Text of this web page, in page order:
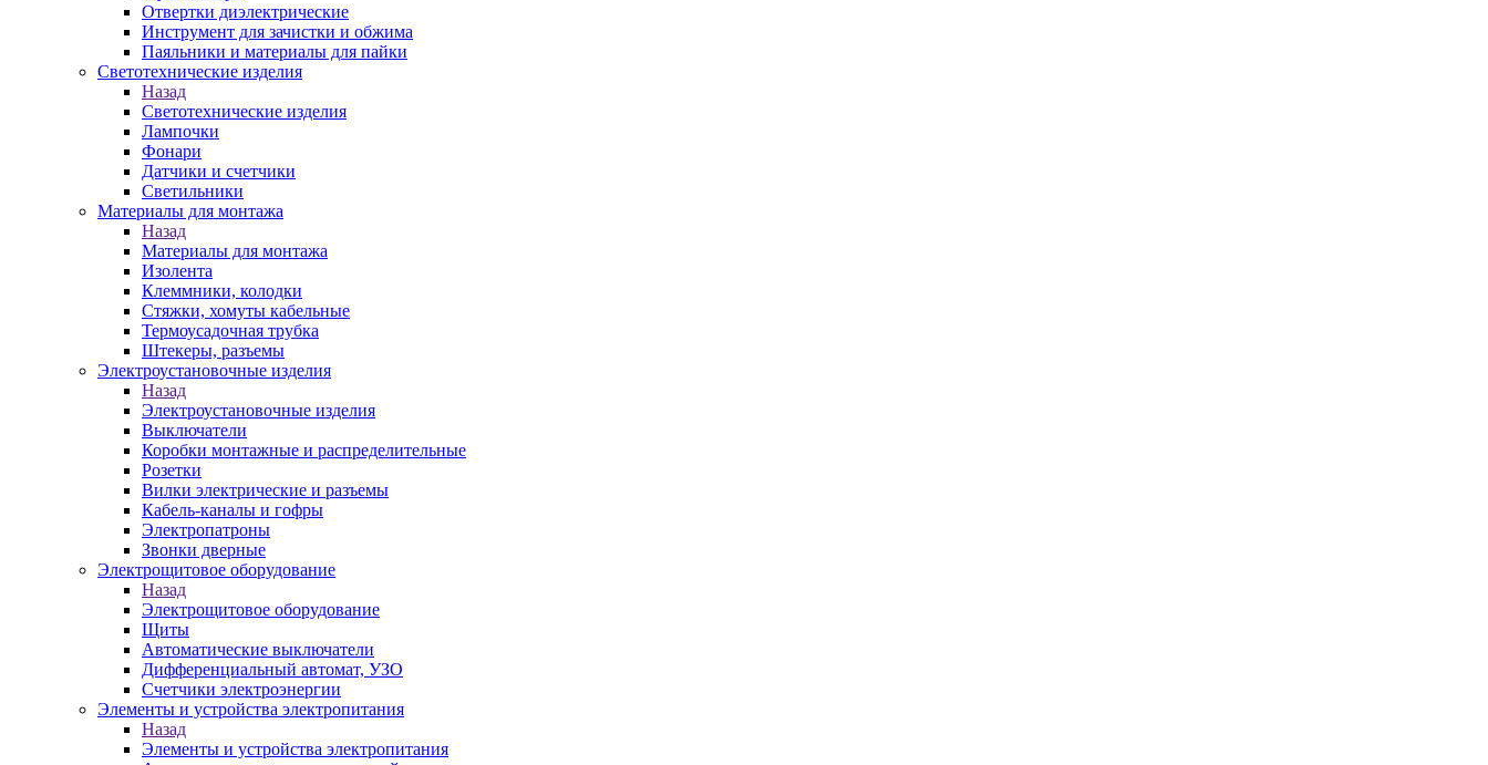
Отвертки диэлектрические
Инструмент для зачистки и обжима
Паяльники и материалы для пайки
Светотехнические изделия
Назад
Светотехнические изделия
Лампочки
Фонари
Датчики и счетчики
Светильники
Материалы для монтажа
Назад
Материалы для монтажа
Изолента
Клеммники, колодки
Стяжки, хомуты кабельные
Термоусадочная трубка
Штекеры, разъемы
Электроустановочные изделия
Назад
Электроустановочные изделия
Выключатели
Коробки монтажные и распределительные
Розетки
Вилки электрические и разъемы
Кабель-каналы и гофры
Электропатроны
Звонки дверные
Электрощитовое оборудование
Назад
Электрощитовое оборудование
Щиты
Автоматические выключатели
Дифференциальный автомат, УЗО
Счетчики электроэнергии
Элементы и устройства электропитания
Назад
Элементы и устройства электропитания